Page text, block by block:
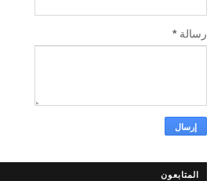
رسالة*
المتابعون